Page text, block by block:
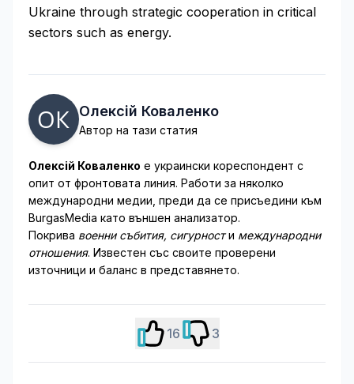
Ukraine through strategic cooperation in critical
sectors such as energy.
Олексій Коваленко
Автор на тази статия
Олексій Коваленко е украински кореспондент с
опит от фронтовата линия. Работи за няколко
международни медии, преди да се присъедини към
BurgasMedia като външен анализатор.
Покрива военни събития, сигурности международни
отношения. Известен със своите проверени
източници и баланс в представянето.
16 3